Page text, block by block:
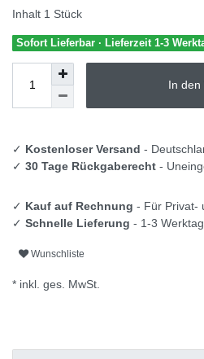
Inhalt 1 Stück
Sofort Lieferbar · Lieferzeit 1-3
In den
✓ Kostenloser Versand -
✓ 30 Tage Rückgaberecht -
✓ Kauf auf Rechnung - Für Privat-
✓ Schnelle Lieferung - 1-3
Wunschliste
* inkl. ges. MwSt.